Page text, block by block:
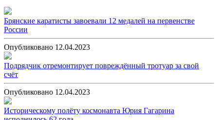
Брянские каратисты завоевали 12 медалей на первенстве
России
Опубликовано 12.04.2023
Подрядчик отремонтирует повреждённый тротуар за свой
счёт
Опубликовано 12.04.2023
Историческому полёту космонавта Юрия Гагарина